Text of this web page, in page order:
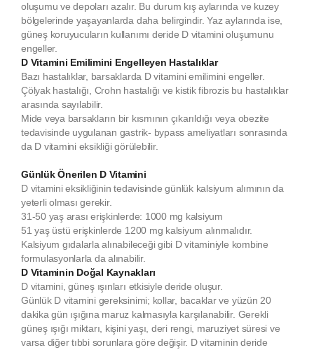
oluşumu ve depoları azalır. Bu durum kış aylarında ve kuzey
bölgelerinde yaşayanlarda daha belirgindir. Yaz aylarında ise,
güneş koruyucuların kullanımı deride D vitamini oluşumunu
engeller.
D Vitamini Emilimini Engelleyen Hastalıklar
Bazı hastalıklar, barsaklarda D vitamini emilimini engeller.
Çölyak hastalığı, Crohn hastalığı ve kistik fibrozis bu hastalıklar
arasında sayılabilir.
Mide veya barsakların bir kısmının çıkarıldığı veya obezite
tedavisinde uygulanan gastrik- bypass ameliyatları sonrasında
da D vitamini eksikliği görülebilir.
Günlük Önerilen D Vitamini
D vitamini eksikliğinin tedavisinde günlük kalsiyum alımının da
yeterli olması gerekir.
31-50 yaş arası erişkinlerde: 1000 mg kalsiyum
51 yaş üstü erişkinlerde 1200 mg kalsiyum alınmalıdır.
Kalsiyum gıdalarla alınabileceği gibi D vitaminiyle kombine
formulasyonlarla da alınabilir.
D Vitaminin Doğal Kaynakları
D vitamini, güneş ışınları etkisiyle deride oluşur.
Günlük D vitamini gereksinimi; kollar, bacaklar ve yüzün 20
dakika gün ışığına maruz kalmasıyla karşılanabilir. Gerekli
güneş ışığı miktarı, kişini yaşı, deri rengi, maruziyet süresi ve
varsa diğer tıbbi sorunlara göre değişir. D vitaminin deride